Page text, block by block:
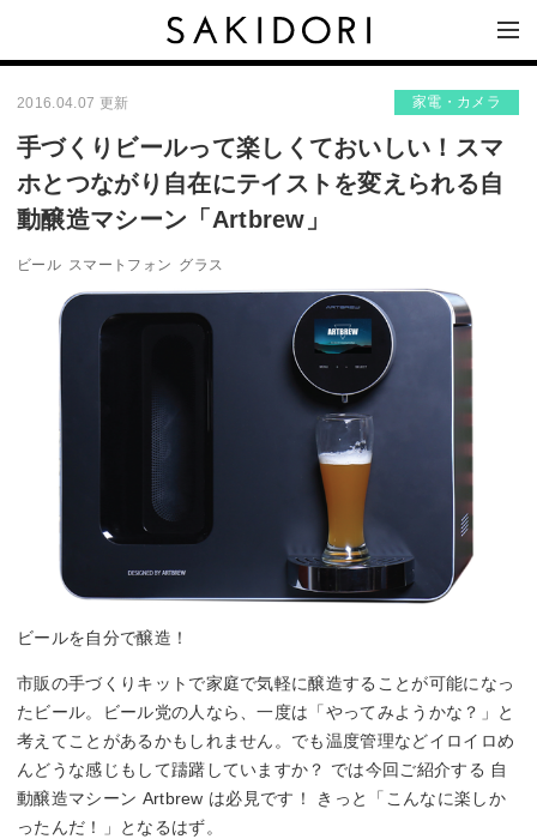
2016.04.07 更新 家電・カメラ
手づくりビールって楽しくておいしい！スマ
ホとつながり自在にテイストを変えられる自
動醸造マシーン「Artbrew」
ビール スマートフォン グラス
ビールを自分で醸造！
市販の手づくりキットで家庭で気軽に醸造することが可能になっ
たビール。ビール党の人なら、一度は「やってみようかな？」と
考えてことがあるかもしれません。でも温度管理などイロイロめ
んどうな感じもして躊躇していますか？ では今回ご紹介する 自
動醸造マシーン Artbrew は必見です！ きっと「こんなに楽しか
ったんだ！」となるはず。